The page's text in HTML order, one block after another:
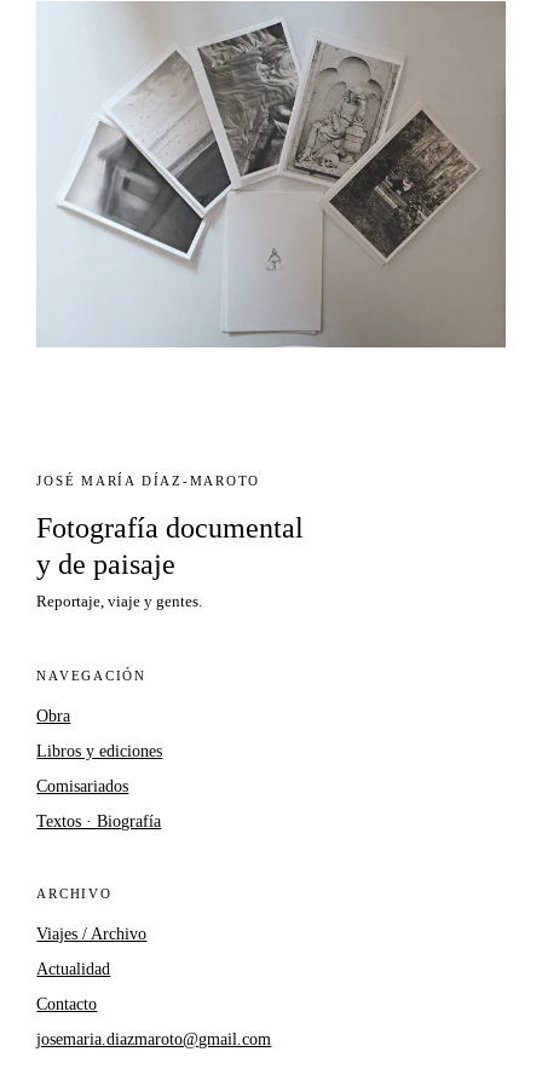
JOSÉ MARÍA DÍAZ-MAROTO
Fotografía documental
y de paisaje
Reportaje, viaje y gentes.
NAVEGACIÓN
Obra
Libros y ediciones
Comisariados
Textos · Biografía
ARCHIVO
Viajes / Archivo
Actualidad
Contacto
josemaria.diazmaroto@gmail.com